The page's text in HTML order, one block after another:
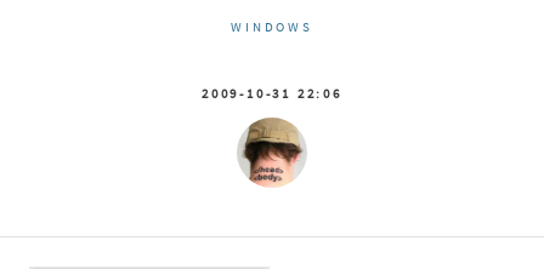
WINDOWS
2009-10-31 22:06